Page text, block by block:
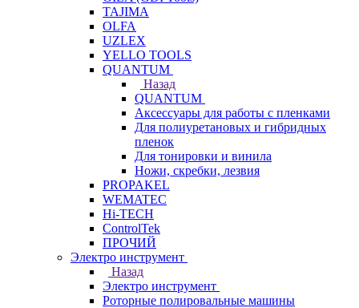
TAJIMA
OLFA
UZLEX
YELLO TOOLS
QUANTUM
Назад
QUANTUM
Аксессуары для работы с пленками
Для полиуретановых и гибридных
пленок
Для тонировки и винила
Ножи, скребки, лезвия
PROPAKEL
WEMATEC
Hi-TECH
ControlTek
ПРОЧИЙ
Электро инструмент
Назад
Электро инструмент
Роторные полировальные машины